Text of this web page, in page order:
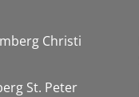
Christi
St. Peter